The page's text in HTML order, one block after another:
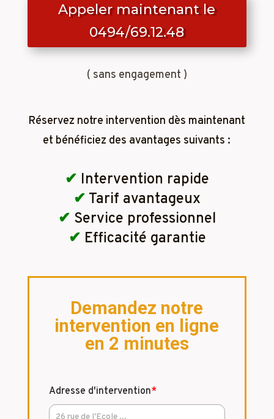
Appeler maintenant le
0494/69.12.48
( sans engagement )
Réservez notre intervention dès maintenant
et bénéficiez des avantages suivants :
✔ Intervention rapide
✔ Tarif avantageux
✔ Service professionnel
✔ Efficacité garantie
Demandez notre
intervention en ligne
en 2 minutes
Adresse d'intervention*